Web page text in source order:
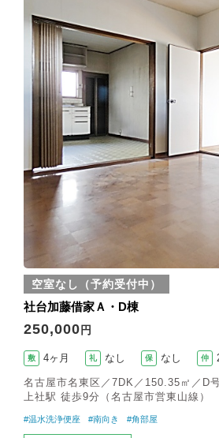
空室なし（予約受付中）
社台加藤借家Ａ・D棟
250,000 円
敷 4ヶ月 礼 なし 保 なし 仲
名古屋市名東区／7DK／150.35㎡／D
上社駅 徒歩9分（名古屋市営東山線）
#温水洗浄便座 #南向き #角部屋